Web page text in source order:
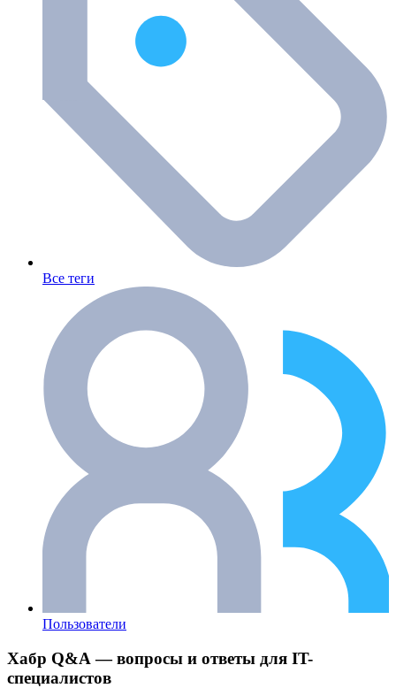
Все теги
Пользователи
Хабр Q&A — вопросы и ответы для IT-
специалистов